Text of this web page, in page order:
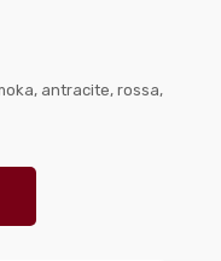
antracite, rossa,